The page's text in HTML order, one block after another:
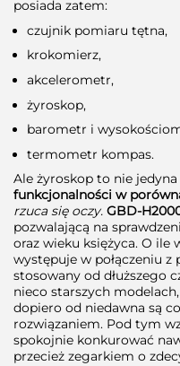
posiada zatem:
czujnik pomiaru tętna,
krokomierz,
akcelerometr,
żyroskop,
barometr i
termometr kompas.
Ale żyroskop to nie jedyna
funkcjonalności w
rzuca się oczy. GBD-
pozwalającą na
oraz wieku księżyca. O ile
występuje w połączeniu
stosowany od dłuższego
nieco starszych
dopiero od niedawna są
rozwiązaniem. Pod tym
spokojnie konkurować
przecież zegarkiem o